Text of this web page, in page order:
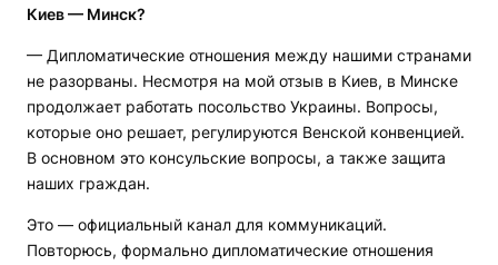
Киев — Минск?
— Дипломатические отношения между нашими странами
не разорваны. Несмотря на мой отзыв в Киев, в Минске
продолжает работать посольство Украины. Вопросы,
которые оно решает, регулируются Венской конвенцией.
В основном это консульские вопросы, а также защита
наших граждан.
Это — официальный канал для коммуникаций.
Повторюсь, формально дипломатические отношения